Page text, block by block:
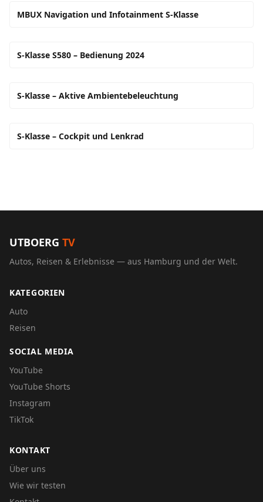
MBUX Navigation und Infotainment S-Klasse
S-Klasse S580 – Bedienung 2024
S-Klasse – Aktive Ambientebeleuchtung
S-Klasse – Cockpit und Lenkrad
UTBOERG TV
Autos, Reisen & Erlebnisse — aus Hamburg und der Welt.
KATEGORIEN
Auto
Reisen
SOCIAL MEDIA
YouTube
YouTube Shorts
Instagram
TikTok
KONTAKT
Über uns
Wie wir testen